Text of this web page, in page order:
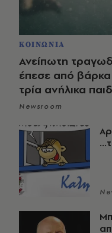
ΚΟΙΝΩΝΙΑ
Ανείπωτη
έπεσε από βάρκα
τρία ανήλικα
Newsroom